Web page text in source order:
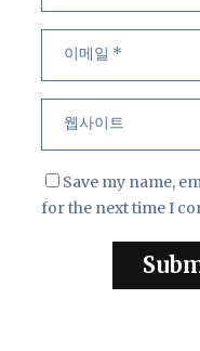
Save my name,
for the next time I